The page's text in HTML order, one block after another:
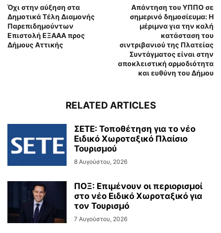
Όχι στην αύξηση στα
Δημοτικά Τέλη Διαμονής
Παρεπιδημούντων
Επιστολή ΕΞΑΑΑ προς
Δήμους Αττικής
Απάντηση του ΥΠΠΟ σε
σημερινό δημοσίευμα: Η
μέριμνα για την καλή
κατάσταση του
σιντριβανιού της Πλατείας
Συντάγματος είναι στην
αποκλειστική αρμοδιότητα
και ευθύνη του Δήμου
RELATED ARTICLES
ΣΕΤΕ: Τοποθέτηση για το νέο
Ειδικό Χωροταξικό Πλαίσιο
Τουρισμού
8 Αυγούστου, 2026
ΠΟΞ: Επιμένουν οι περιορισμοί
στο νέο Ειδικό Χωροταξικό για
τον Τουρισμό
7 Αυγούστου, 2026